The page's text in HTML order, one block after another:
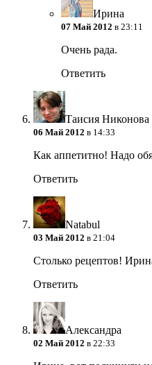
Ирина
07 Май 2012 в 23:11
Очень рада.
Ответить
Таисия Никонова
06 Май 2012 в 14:33
Как аппетитно! Надо
Ответить
Natabul
03 Май 2012 в 21:04
Столько рецептов!
Ответить
Александра
02 Май 2012 в 22:33